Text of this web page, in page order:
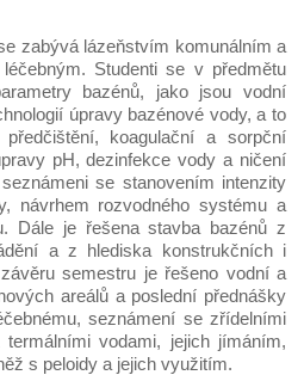
zabývá lázeňstvím komunálním a
Studenti se v předmětu
bazénů, jako jsou vodní
úpravy bazénové vody, a to
koagulační a sorpční
pH, dezinfekce vody a ničení
se stanovením intenzity
návrhem rozvodného systému a
Dále je řešena stavba bazénů z
a z hlediska konstrukčních i
semestru je řešeno vodní a
areálů a poslední přednášky
seznámení se zřídelními
vodami, jejich jímáním,
s peloidy a jejich využitím.